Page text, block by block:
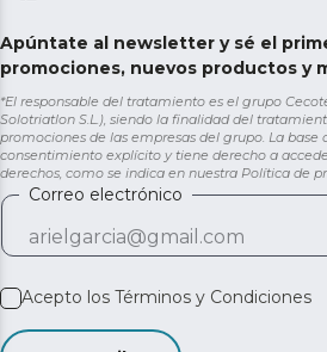
Apúntate al newsletter y sé el
promociones, nuevos productos y
*El responsable del tratamiento es el grupo
Solotriatlon S.L.), siendo la finalidad del
promociones de las empresas del grupo. La
consentimiento explícito y tiene derecho a
derechos, como se indica en nuestra Política de
Correo electrónico
Acepto los Términos y Condiciones